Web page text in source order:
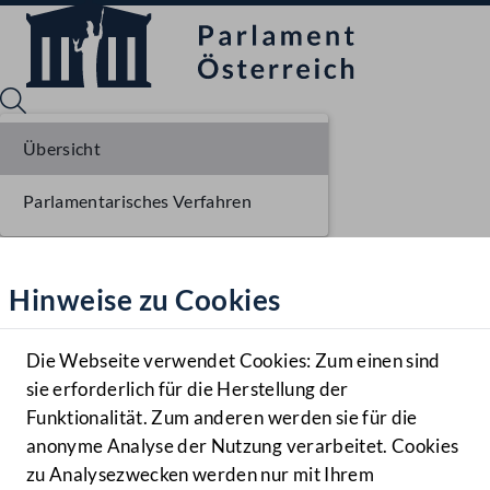
Hilfe
Benutzer
Navigationsmenü öffnen
MENÜ
Hinweise zu Cookies
Die Webseite verwendet Cookies: Zum einen sind
sie erforderlich für die Herstellung der
Funktionalität. Zum anderen werden sie für die
anonyme Analyse der Nutzung verarbeitet. Cookies
zu Analysezwecken werden nur mit Ihrem
Übersicht
Parlamentarisches Verfahren